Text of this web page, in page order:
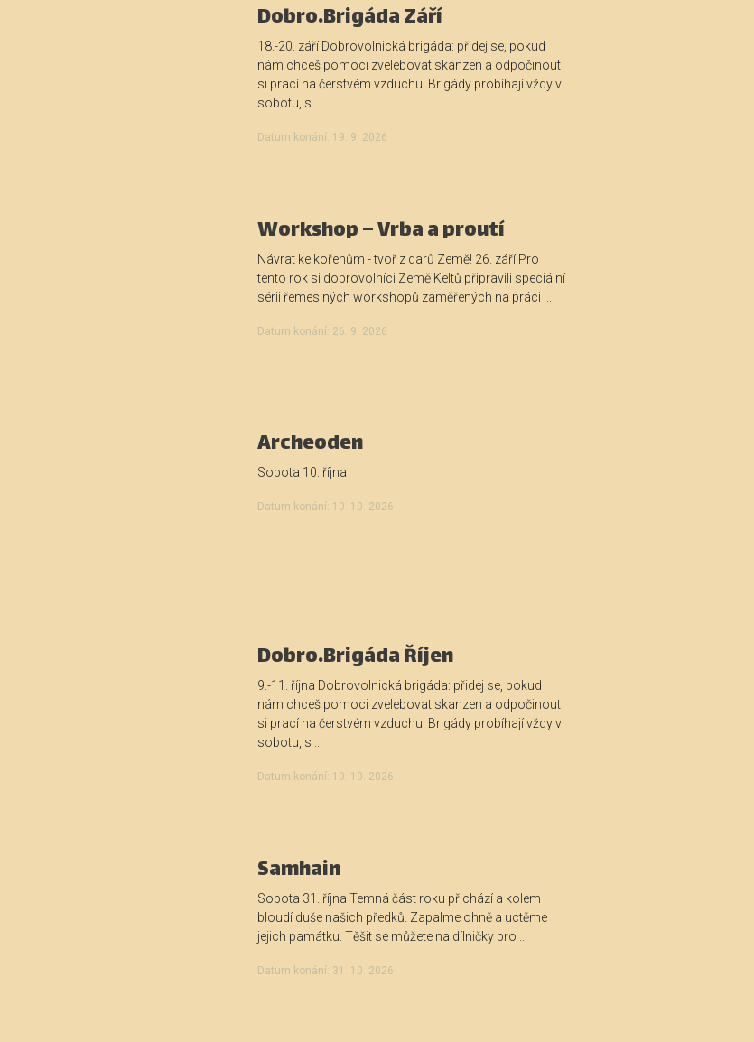
Dobro.Brigáda Září
18.-20. září Dobrovolnická brigáda: přidej se, pokud
nám chceš pomoci zvelebovat skanzen a odpočinout
si prací na čerstvém vzduchu! Brigády probíhají vždy v
sobotu, s ...
Datum konání: 19. 9. 2026
Workshop – Vrba a proutí
Návrat ke kořenům - tvoř z darů Země! 26. září Pro
tento rok si dobrovolníci Země Keltů připravili speciální
sérii řemeslných workshopů zaměřených na práci ...
Datum konání: 26. 9. 2026
Archeoden
Sobota 10. října
Datum konání: 10. 10. 2026
Dobro.Brigáda Říjen
9.-11. října Dobrovolnická brigáda: přidej se, pokud
nám chceš pomoci zvelebovat skanzen a odpočinout
si prací na čerstvém vzduchu! Brigády probíhají vždy v
sobotu, s ...
Datum konání: 10. 10. 2026
Samhain
Sobota 31. října Temná část roku přichází a kolem
bloudí duše našich předků. Zapalme ohně a uctěme
jejich památku. Těšit se můžete na dílničky pro ...
Datum konání: 31. 10. 2026